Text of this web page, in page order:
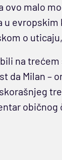
ovo malo
o
na
da Milan –
običnog